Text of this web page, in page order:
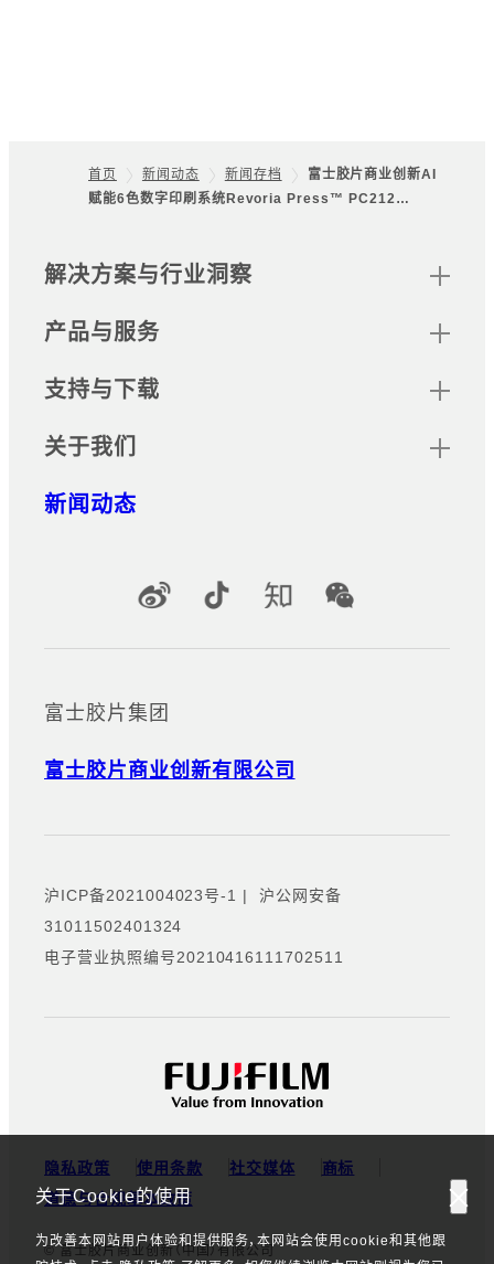
关于Cookie的使用
为改善本网站用户体验和提供服务，本网站会使用cookie和其他跟
Footer
首页 新闻动态 新闻存档
富士胶片商业创新AI
赋能6色数字印刷系统Revoria Press™ PC212…
网站地图
解决方案与行业洞察
产品与服务
支持与下载
关于我们
新闻动态
官方社交媒体账号
富士胶片集团
富士胶片商业创新有限公司
沪ICP备2021004023号-1 |沪公网安备
31011502401324
电子营业执照编号20210416111702511
隐私政策 使用条款 社交媒体
商标
道德与合规基本政策
© 富士胶片商业创新（中国）有限公司